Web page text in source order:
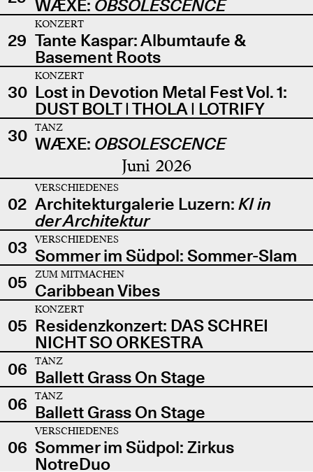
WÆXE: OBSOLESCENCE
29
KONZERT
Tante Kaspar: Albumtaufe &
Basement Roots
30
KONZERT
Lost in Devotion Metal Fest Vol. 1:
DUST BOLT | THOLA | LOTRIFY
30
TANZ
WÆXE: OBSOLESCENCE
Juni 2026
02
VERSCHIEDENES
Architekturgalerie Luzern: KI in
der Architektur
03
VERSCHIEDENES
Sommer im Südpol: Sommer-Slam
05
ZUM MITMACHEN
Caribbean Vibes
05
KONZERT
Residenzkonzert: DAS SCHREI
NICHT SO ORKESTRA
06
TANZ
Ballett Grass On Stage
06
TANZ
Ballett Grass On Stage
06
VERSCHIEDENES
Sommer im Südpol: Zirkus
NotreDuo